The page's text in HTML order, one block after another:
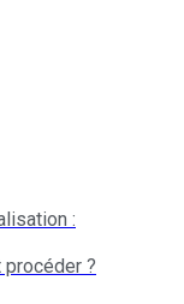
:
?